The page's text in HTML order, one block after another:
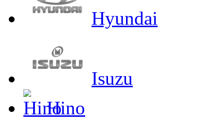
Hyundai
Isuzu
Hino